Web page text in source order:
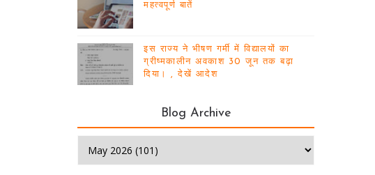
महत्वपूर्ण बातें
इस राज्य ने भीषण गर्मी में विद्यालयों का
ग्रीष्मकालीन अवकाश 30 जून तक बढ़ा
दिया। , देखें आदेश
Blog Archive